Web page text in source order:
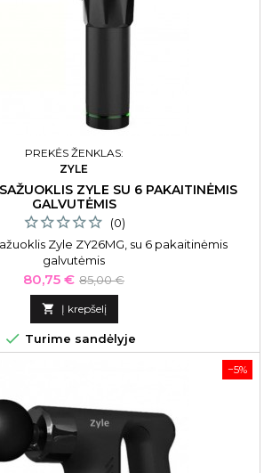
PREKĖS ŽENKLAS:
ZYLE
ZYLE SU 6 PAKAITINĖMIS
GALVUTĖMIS
(0)
Zyle ZY26MG, su 6 pakaitinėmis
galvutėmis
Kaina
80,75 € Bazinė
kaina
85,00 €
 Į krepšelį
 Turime sandėlyje
−5%